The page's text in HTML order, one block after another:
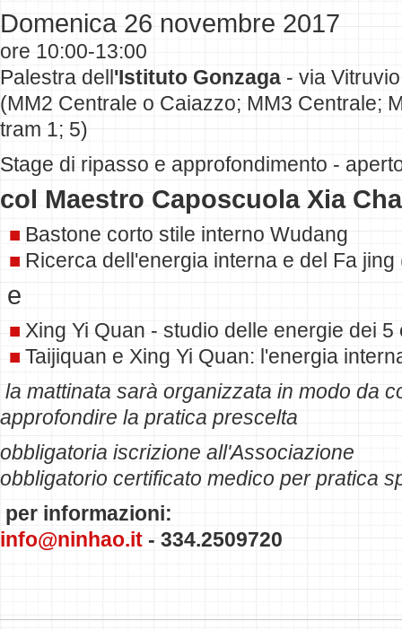
Domenica 26 novembre 2017
ore 10:00-13:00
Palestra dell'Istituto Gonzaga - via
(MM2 Centrale o Caiazzo; MM3 Centrale;
tram 1; 5)
Stage di ripasso e approfondimento -
col Maestro Caposcuola Xia
Bastone corto stile interno Wudang
Ricerca dell'energia interna e del Fa jing
e
Xing Yi Quan - studio delle energie dei 5
Taijiquan e Xing Yi Quan: l'energia
la mattinata sarà organizzata in modo da
approfondire la pratica prescelta
obbligatoria iscrizione all'Associazione
obbligatorio certificato medico per pratica
per informazioni:
info@ninhao.it - 334.2509720